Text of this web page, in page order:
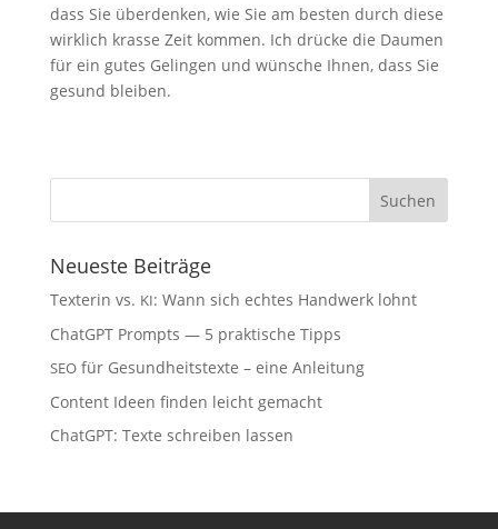
dass Sie über­den­ken, wie Sie am bes­ten durch die­se
wirk­lich kras­se Zeit kom­men. Ich drü­cke die Dau­men
für ein gutes Gelin­gen und wün­sche Ihnen, dass Sie
gesund bleiben.
Neu­es­te Beiträge
Tex­te­rin vs. KI: Wann sich ech­tes Hand­werk lohnt
ChatGPT Prompts — 5 prak­ti­sche Tipps
SEOfür Gesund­heits­tex­te – eine Anleitung
Con­tent Ideen fin­den leicht gemacht
ChatGPT: Tex­te schrei­ben lassen